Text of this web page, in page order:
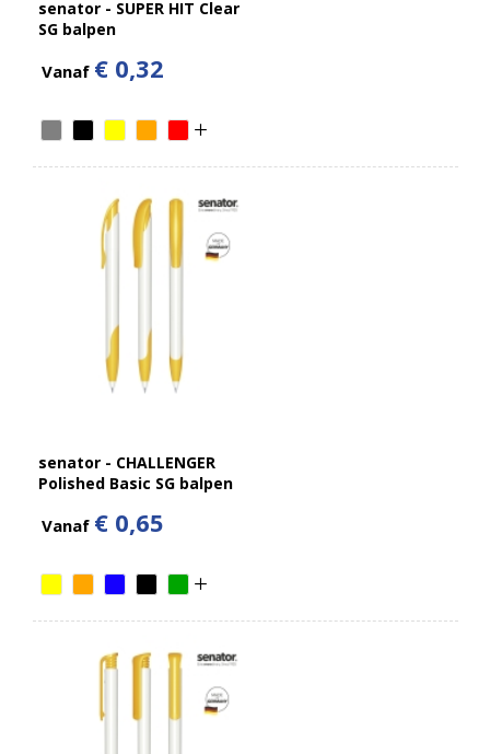
senator - SUPER HIT Clear
SG balpen
Vanaf € 0,32
senator - CHALLENGER
Polished Basic SG balpen
Vanaf € 0,65